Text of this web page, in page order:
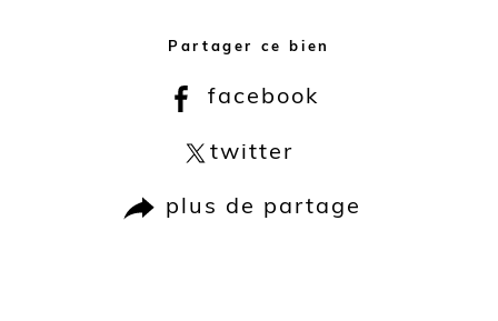
Partager ce bien
facebook
twitter
plus de partage